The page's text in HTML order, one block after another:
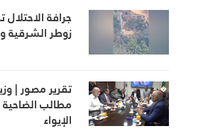
جرافة
زوطر الشرقية
تقرير مصور |
مطالب
الإيواء